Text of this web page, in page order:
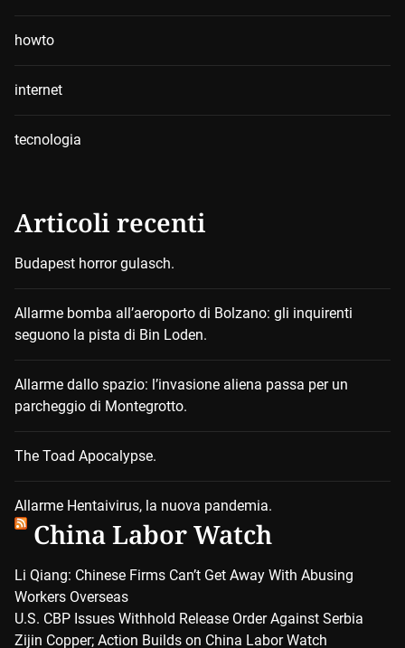
howto
internet
tecnologia
Articoli recenti
Budapest horror gulasch.
Allarme bomba all’aeroporto di Bolzano: gli inquirenti
seguono la pista di Bin Loden.
Allarme dallo spazio: l’invasione aliena passa per un
parcheggio di Montegrotto.
The Toad Apocalypse.
Allarme Hentaivirus, la nuova pandemia.
China Labor Watch
Li Qiang: Chinese Firms Can’t Get Away With Abusing
Workers Overseas
U.S. CBP Issues Withhold Release Order Against Serbia
Zijin Copper; Action Builds on China Labor Watch